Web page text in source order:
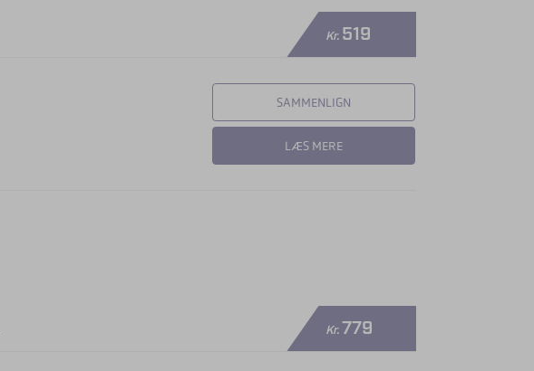
Kr. 519
SAMMENLIGN
LÆS MERE
Kr.779